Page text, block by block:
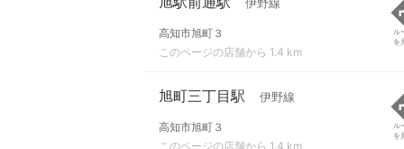
伊野線
高知市旭町３
このページの店舗から 1.4 km
ル
を
旭町三丁目駅 伊野線
高知市旭町３
このページの店舗から 1.4 km
ル
を